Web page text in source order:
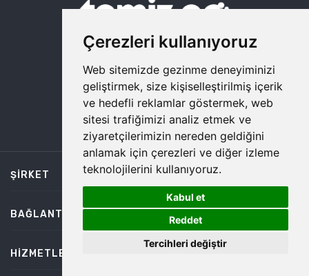
Çerezleri kullanıyoruz
Web sitemizde gezinme deneyiminizi
geliştirmek, size kişiselleştirilmiş içerik
ve hedefli reklamlar göstermek, web
sitesi trafiğimizi analiz etmek ve
ziyaretçilerimizin nereden geldiğini
anlamak için çerezleri ve diğer izleme
teknolojilerini kullanıyoruz.
Kabul et
Reddet
Tercihleri değiştir
DESTEK HATTIMIZ
0850 885 15 45
ŞIRKET
BAĞLANTILAR
HIZMETLER